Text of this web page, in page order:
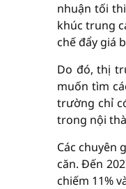
nhuận tối
khúc trung
chế đẩy giá
Do đó, thị
muốn tìm
trường chỉ
trong nội
Các chuyên
căn. Đến
chiếm 11%